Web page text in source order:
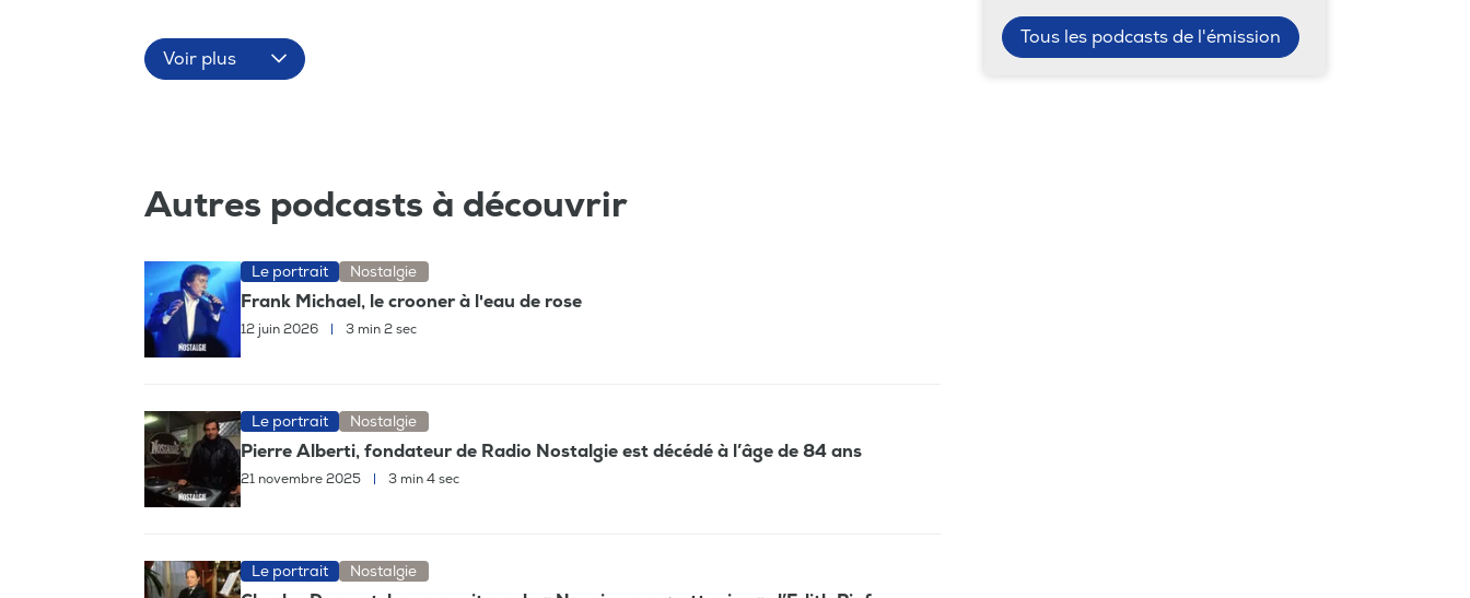
Voir plus
Tous les podcasts de l'émission
Autres podcasts à découvrir
Le portrait Nostalgie
Frank Michael, le crooner à l'eau de rose
12 juin 2026 3 min 2 sec
Le portrait Nostalgie
Pierre Alberti, fondateur de Radio Nostalgie est décédé à l’âge de 84 ans
21 novembre 2025 3 min 4 sec
Le portrait Nostalgie